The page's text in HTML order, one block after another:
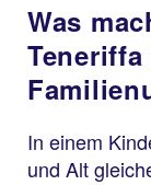
Was
In einem
und Alt